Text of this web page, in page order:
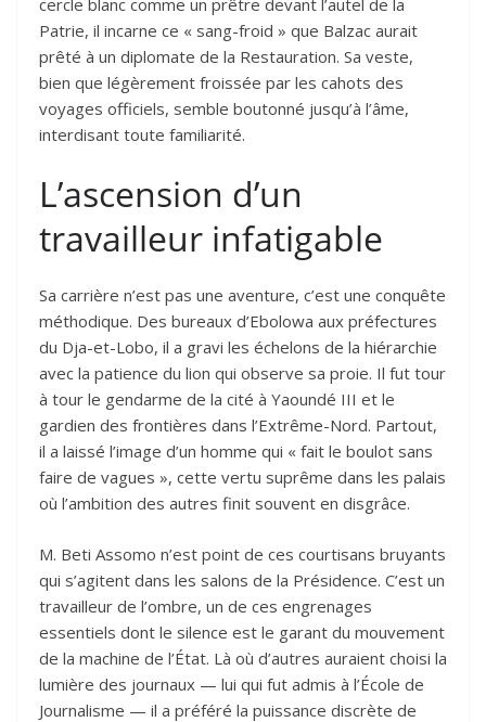
Patrie, il incarne ce « sang-froid » que Balzac aurait
prêté à un diplomate de la Restauration. Sa veste,
bien que légèrement froissée par les cahots des
voyages officiels, semble boutonné jusqu’à l’âme,
interdisant toute familiarité.
L’ascension d’un
travailleur infatigable
Sa carrière n’est pas une aventure, c’est une conquête
méthodique. Des bureaux d’Ebolowa aux préfectures
du Dja-et-Lobo, il a gravi les échelons de la hiérarchie
avec la patience du lion qui observe sa proie. Il fut tour
à tour le gendarme de la cité à Yaoundé III et le
gardien des frontières dans l’Extrême-Nord. Partout,
il a laissé l’image d’un homme qui « fait le boulot sans
faire de vagues », cette vertu suprême dans les palais
où l’ambition des autres finit souvent en disgrâce.
M. Beti Assomo n’est point de ces courtisans bruyants
qui s’agitent dans les salons de la Présidence. C’est un
travailleur de l’ombre, un de ces engrenages
essentiels dont le silence est le garant du mouvement
de la machine de l’État. Là où d’autres auraient choisi la
lumière des journaux — lui qui fut admis à l’École de
Journalisme — il a préféré la puissance discrète de